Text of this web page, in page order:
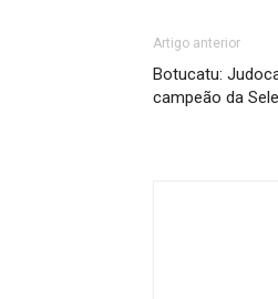
Artigo anterior
Botucatu:
campeão da